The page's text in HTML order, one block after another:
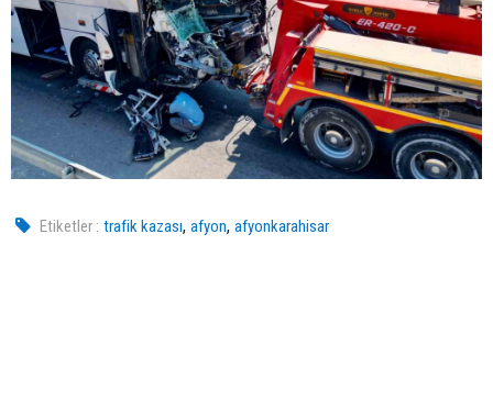
Etiketler : trafik kazası,afyon,afyonkarahisar